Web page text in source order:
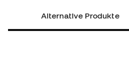
Alternative Produkte